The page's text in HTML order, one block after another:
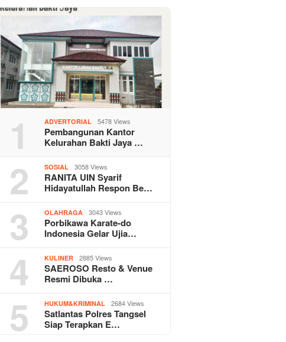
1 ADVERTORIAL 5478 Views
Pembangunan Kantor
Kelurahan Bakti Jaya …
2 SOSIAL 3058 Views
RANITA UIN Syarif
Hidayatullah Respon Be…
3 OLAHRAGA 3043 Views
Porbikawa Karate-do
Indonesia Gelar Ujia…
4 KULINER 2885 Views
SAEROSO Resto & Venue
Resmi Dibuka …
5 HUKUM&KRIMINAL 2684 Views
Satlantas Polres Tangsel
Siap Terapkan E…